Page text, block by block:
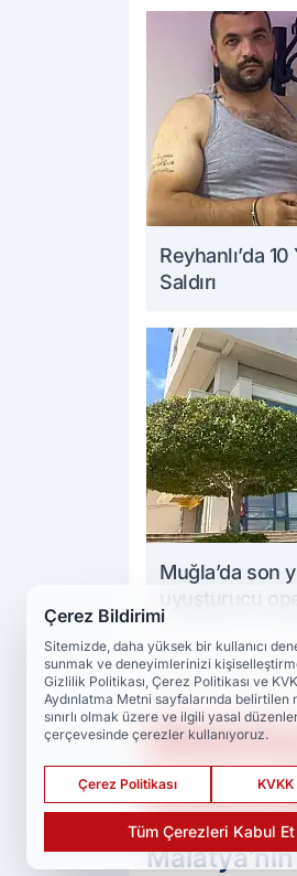
Reyhanlı’da
Saldırı
Muğla’da son
uyuşturucu
Haberler Malatya
Çerez Bildirimi
Sitemizde, daha yüksek bir kullanıcı
sunmak ve deneyimlerinizi
Gizlilik Politikası, Çerez Politikası ve
Aydınlatma Metni sayfalarında belirtilen
sınırlı olmak üzere ve ilgili yasal
çerçevesinde çerezler kullanıyoruz.
Çerez Politikası
Tüm Çerezleri Kabul Et